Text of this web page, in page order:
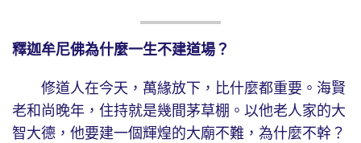
釋迦牟尼佛為什麼一生不建道場？
修道人在今天，萬緣放下，比什麼都重要。海賢
老和尚晚年，住持就是幾間茅草棚。以他老人家的大
智大德，他要建一個輝煌的大廟不難，為什麼不幹？